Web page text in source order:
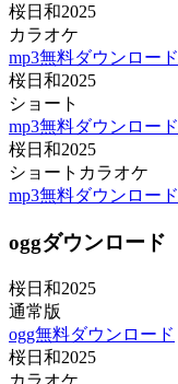
桜日和2025
カラオケ
mp3無料ダウンロード
桜日和2025
ショート
mp3無料ダウンロード
桜日和2025
ショートカラオケ
mp3無料ダウンロード
oggダウンロード
桜日和2025
通常版
ogg無料ダウンロード
桜日和2025
カラオケ